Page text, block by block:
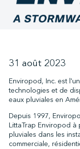
31 août 2023
Enviropod, Inc. est
technologies et de
eaux pluviales en
Depuis 1997,
LittaTrap Enviropod à
pluviales dans les
commerciale,